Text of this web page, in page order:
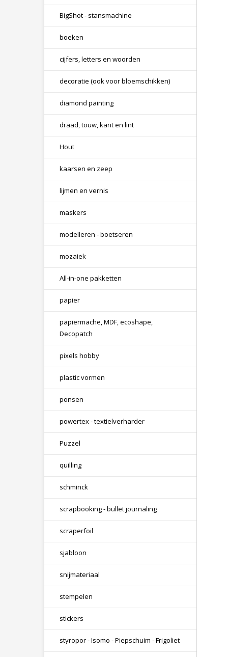
BigShot - stansmachine
boeken
cijfers, letters en woorden
decoratie (ook voor bloemschikken)
diamond painting
draad, touw, kant en lint
Hout
kaarsen en zeep
lijmen en vernis
maskers
modelleren - boetseren
mozaiek
All-in-one pakketten
papier
papiermache, MDF, ecoshape,
Decopatch
pixels hobby
plastic vormen
ponsen
powertex - textielverharder
Puzzel
quilling
schminck
scrapbooking - bullet journaling
scraperfoil
sjabloon
snijmateriaal
stempelen
stickers
styropor - Isomo - Piepschuim - Frigoliet